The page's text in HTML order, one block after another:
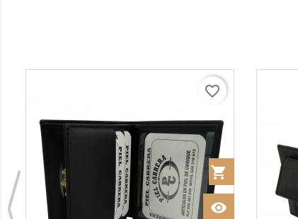
Añadir al Carrito
Ver
shopping_cart Añadir al Carrito
visibility
favorite_border